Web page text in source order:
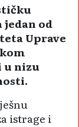
jedan od
Uprave
u nizu
istrage i